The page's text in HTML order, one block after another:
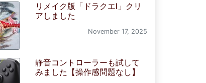
リメイク版「ドラクエI」クリ
アしました
November 17, 2025
静音コントローラーも試して
みました【操作感問題なし】